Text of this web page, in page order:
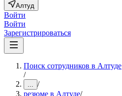
Алтуд
Войти
Войти
Зарегистрироваться
Поиск сотрудников в Алтуде
/
... /
резюме в Алтуде/